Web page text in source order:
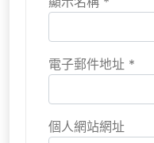
電子郵件地址 *
個人網站網址